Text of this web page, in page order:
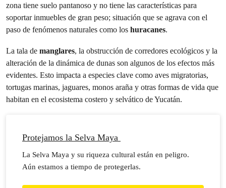
zona tiene suelo pantanoso y no tiene las características para
soportar inmuebles de gran peso; situación que se agrava con el
paso de fenómenos naturales como los huracanes.
La tala de manglares, la obstrucción de corredores ecológicos y la
alteración de la dinámica de dunas son algunos de los efectos más
evidentes. Esto impacta a especies clave como aves migratorias,
tortugas marinas, jaguares, monos araña y otras formas de vida que
habitan en el ecosistema costero y selvático de Yucatán.
Protejamos la Selva Maya
La Selva Maya y su riqueza cultural están en peligro.
Aún estamos a tiempo de protegerlas.